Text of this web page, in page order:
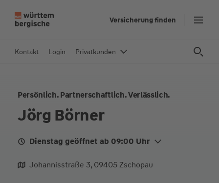
In
Versicherung finden
Kontakt Login Privatkunden
Persönlich. Partnerschaftlich. Verlässlich.
Jörg Börner
Dienstag geöffnet ab 09:00 Uhr
Di.
09:00 - 12:00
15:00 - 18:00
Johannisstraße 3, 09405 Zschopau